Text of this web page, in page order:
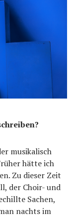
musikalisch
hätte ich
Zu dieser Zeit
der Choir- und
Sachen,
nachts im